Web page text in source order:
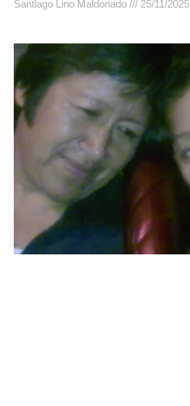
Santiago Lino Maldonado 25/11/2025